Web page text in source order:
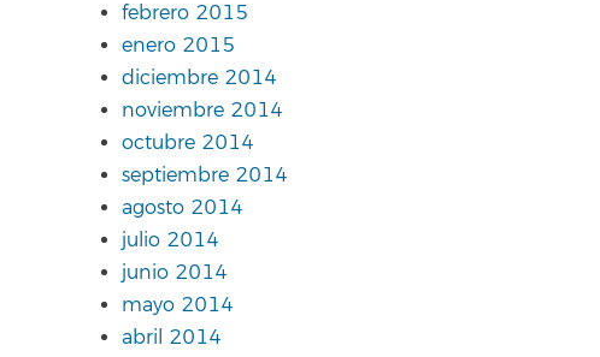
febrero 2015
enero 2015
diciembre 2014
noviembre 2014
octubre 2014
septiembre 2014
agosto 2014
julio 2014
junio 2014
mayo 2014
abril 2014